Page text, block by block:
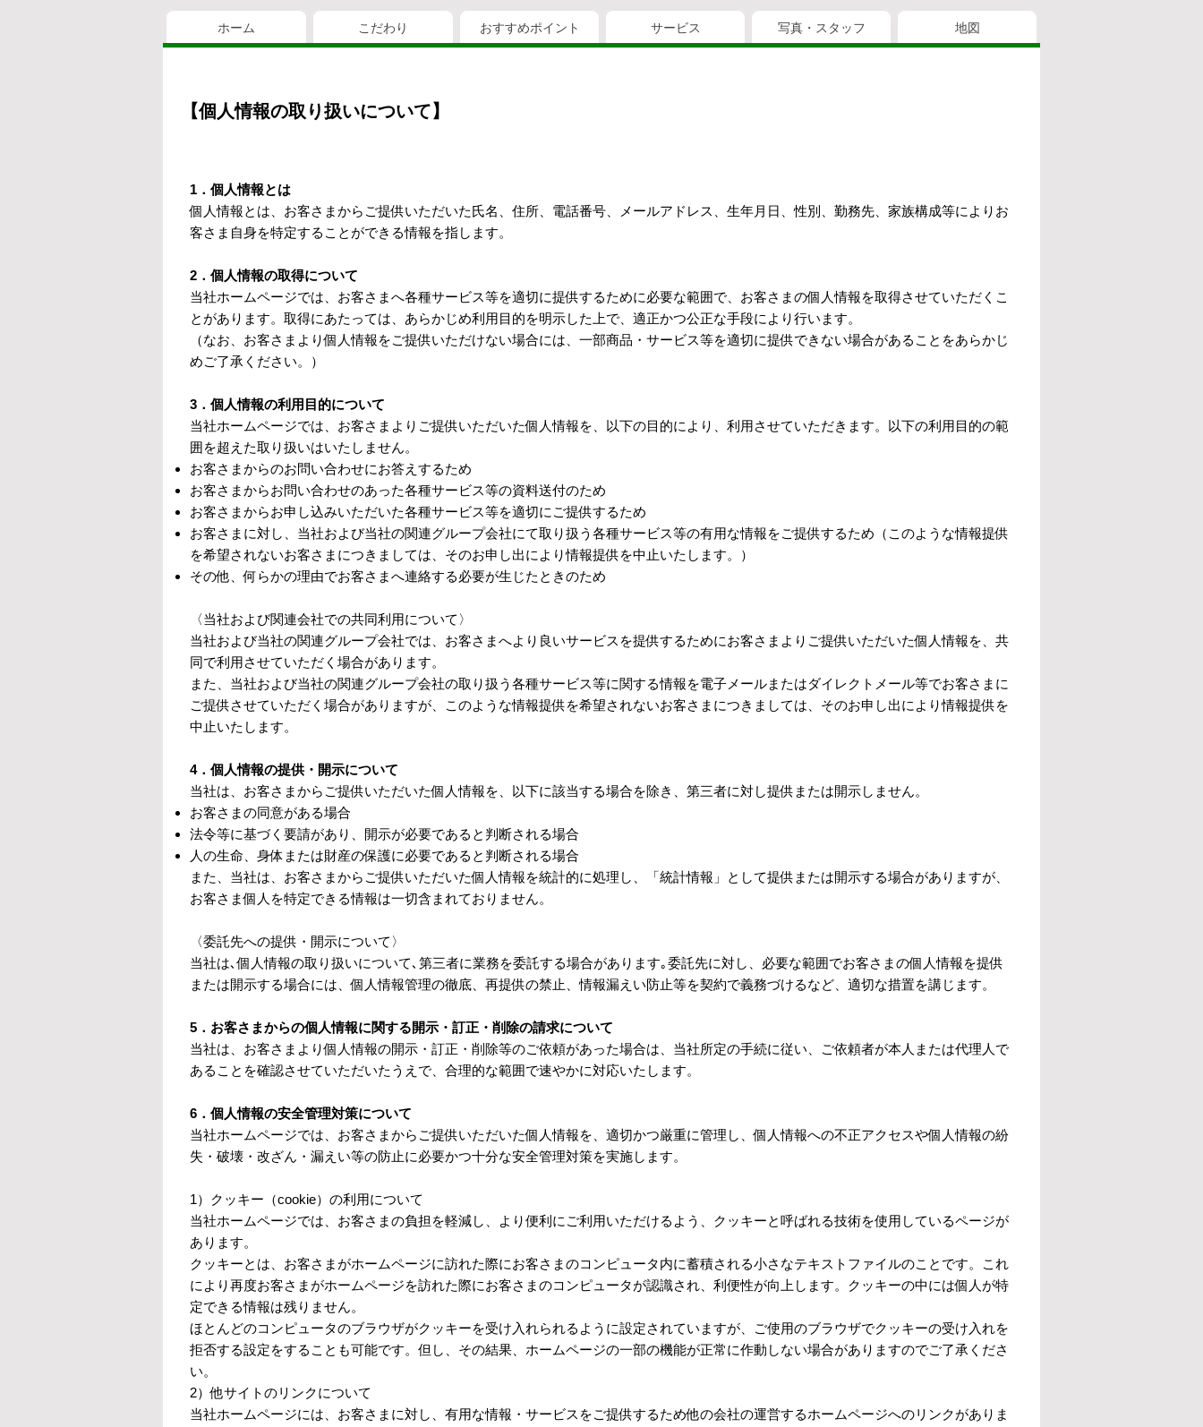
ホーム こだわり おすすめポイント サービス 写真・スタッフ 地図
【個人情報の取り扱いについて】
1．個人情報とは
個人情報とは、お客さまからご提供いただいた氏名、住所、電話番号、メールアドレス、生年月日、性別、勤務先、家族構成等によりお
客さま自身を特定することができる情報を指します。
2．個人情報の取得について
当社ホームページでは、お客さまへ各種サービス等を適切に提供するために必要な範囲で、お客さまの個人情報を取得させていただくこ
とがあります。取得にあたっては、あらかじめ利用目的を明示した上で、適正かつ公正な手段により行います。
（なお、お客さまより個人情報をご提供いただけない場合には、一部商品・サービス等を適切に提供できない場合があることをあらかじ
めご了承ください。）
3．個人情報の利用目的について
当社ホームページでは、お客さまよりご提供いただいた個人情報を、以下の目的により、利用させていただきます。以下の利用目的の範
囲を超えた取り扱いはいたしません。
お客さまからのお問い合わせにお答えするため
お客さまからお問い合わせのあった各種サービス等の資料送付のため
お客さまからお申し込みいただいた各種サービス等を適切にご提供するため
お客さまに対し、当社および当社の関連グループ会社にて取り扱う各種サービス等の有用な情報をご提供するため（このような情報提供
を希望されないお客さまにつきましては、そのお申し出により情報提供を中止いたします。）
その他、何らかの理由でお客さまへ連絡する必要が生じたときのため
〈当社および関連会社での共同利用について〉
当社および当社の関連グループ会社では、お客さまへより良いサービスを提供するためにお客さまよりご提供いただいた個人情報を、共
同で利用させていただく場合があります。
また、当社および当社の関連グループ会社の取り扱う各種サービス等に関する情報を電子メールまたはダイレクトメール等でお客さまに
ご提供させていただく場合がありますが、このような情報提供を希望されないお客さまにつきましては、そのお申し出により情報提供を
中止いたします。
4．個人情報の提供・開示について
当社は、お客さまからご提供いただいた個人情報を、以下に該当する場合を除き、第三者に対し提供または開示しません。
お客さまの同意がある場合
法令等に基づく要請があり、開示が必要であると判断される場合
人の生命、身体または財産の保護に必要であると判断される場合
また、当社は、お客さまからご提供いただいた個人情報を統計的に処理し、「統計情報」として提供または開示する場合がありますが、
お客さま個人を特定できる情報は一切含まれておりません。
〈委託先への提供・開示について〉
当社は､個人情報の取り扱いについて､第三者に業務を委託する場合があります｡委託先に対し、必要な範囲でお客さまの個人情報を提供
または開示する場合には、個人情報管理の徹底、再提供の禁止、情報漏えい防止等を契約で義務づけるなど、適切な措置を講じます。
5．お客さまからの個人情報に関する開示・訂正・削除の請求について
当社は、お客さまより個人情報の開示・訂正・削除等のご依頼があった場合は、当社所定の手続に従い、ご依頼者が本人または代理人で
あることを確認させていただいたうえで、合理的な範囲で速やかに対応いたします。
6．個人情報の安全管理対策について
当社ホームページでは、お客さまからご提供いただいた個人情報を、適切かつ厳重に管理し、個人情報への不正アクセスや個人情報の紛
失・破壊・改ざん・漏えい等の防止に必要かつ十分な安全管理対策を実施します。
1）クッキー（cookie）の利用について
当社ホームページでは、お客さまの負担を軽減し、より便利にご利用いただけるよう、クッキーと呼ばれる技術を使用しているページが
あります。
クッキーとは、お客さまがホームページに訪れた際にお客さまのコンピュータ内に蓄積される小さなテキストファイルのことです。これ
により再度お客さまがホームページを訪れた際にお客さまのコンピュータが認識され、利便性が向上します。クッキーの中には個人が特
定できる情報は残りません。
ほとんどのコンピュータのブラウザがクッキーを受け入れられるように設定されていますが、ご使用のブラウザでクッキーの受け入れを
拒否する設定をすることも可能です。但し、その結果、ホームページの一部の機能が正常に作動しない場合がありますのでご了承くださ
い。
2）他サイトのリンクについて
当社ホームページには、お客さまに対し、有用な情報・サービスをご提供するため他の会社の運営するホームページへのリンクがありま